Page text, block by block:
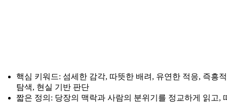
핵심 키워드: 섬세한 감각, 따뜻한 배려, 유연한 적응, 즉흥적
탐색, 현실 기반 판단
짧은 정의: 당장의 맥락과 사람의 분위기를 정교하게 읽고,